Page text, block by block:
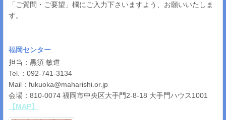
「ご質問・ご要望」欄にご入力下さいますよう、お願いいたしま
す。
福岡センター
担当：黒須 敏道
Tel.：092-741-3134
Mail： fukuoka@maharishi.or.jp
会場：810-0074 福岡市中央区大手門2-8-18 大手門ハウス1001
【MAP】